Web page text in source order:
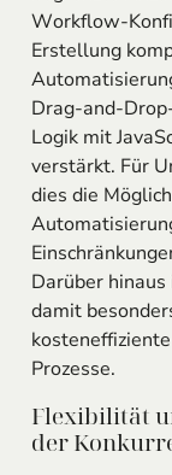
Workflow-
Erstellung
Drag-and-
Logik mit
verstärkt. Für
dies die
Darüber
damit
Prozesse.
Flexibilität
der